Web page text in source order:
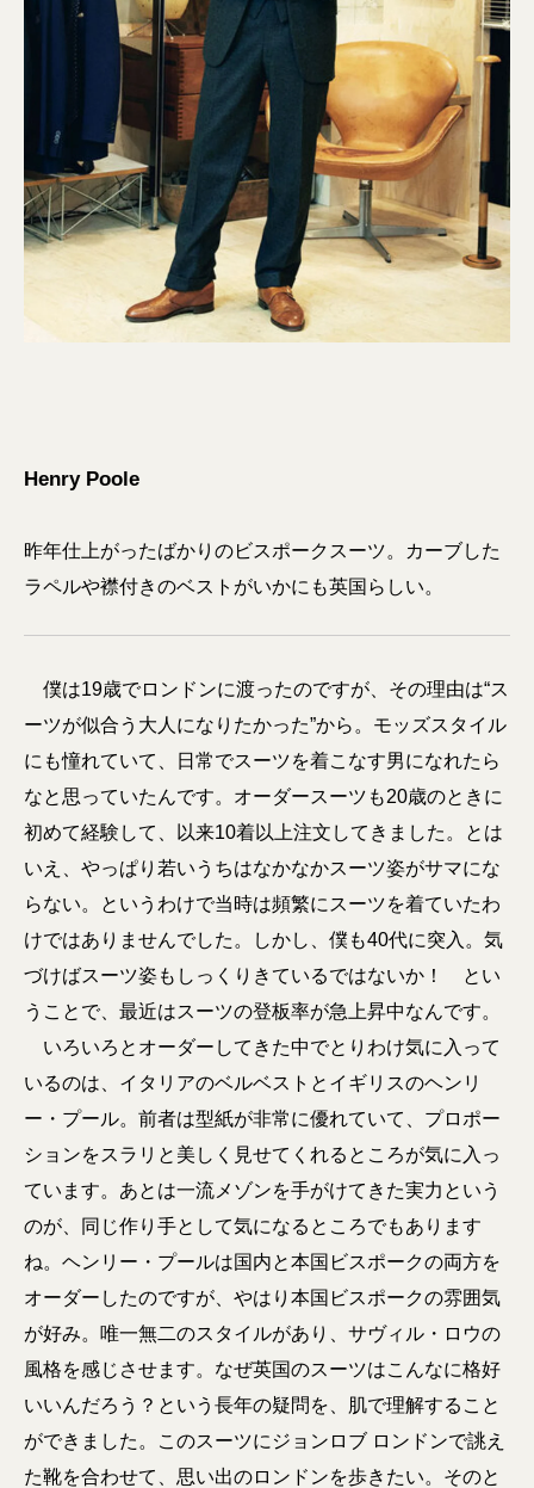
Henry Poole
昨年仕上がったばかりのビスポークスーツ。カーブした
ラペルや襟付きのベストがいかにも英国らしい。
僕は19歳でロンドンに渡ったのですが、その理由は“ス
ーツが似合う大人になりたかった”から。モッズスタイル
にも憧れていて、日常でスーツを着こなす男になれたら
なと思っていたんです。オーダースーツも20歳のときに
初めて経験して、以来10着以上注文してきました。とは
いえ、やっぱり若いうちはなかなかスーツ姿がサマにな
らない。というわけで当時は頻繁にスーツを着ていたわ
けではありませんでした。しかし、僕も40代に突入。気
づけばスーツ姿もしっくりきているではないか！ とい
うことで、最近はスーツの登板率が急上昇中なんです。
いろいろとオーダーしてきた中でとりわけ気に入って
いるのは、イタリアのベルベストとイギリスのヘンリ
ー・プール。前者は型紙が非常に優れていて、プロポー
ションをスラリと美しく見せてくれるところが気に入っ
ています。あとは一流メゾンを手がけてきた実力という
のが、同じ作り手として気になるところでもあります
ね。ヘンリー・プールは国内と本国ビスポークの両方を
オーダーしたのですが、やはり本国ビスポークの雰囲気
が好み。唯一無二のスタイルがあり、サヴィル・ロウの
風格を感じさせます。なぜ英国のスーツはこんなに格好
いいんだろう？という長年の疑問を、肌で理解すること
ができました。このスーツにジョンロブ ロンドンで誂え
た靴を合わせて、思い出のロンドンを歩きたい。そのと